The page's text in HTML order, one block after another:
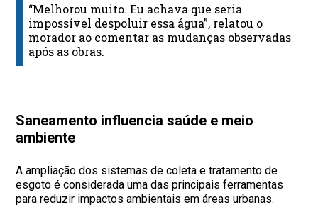
“Melhorou muito. Eu achava que seria
impossível despoluir essa água”, relatou o
morador ao comentar as mudanças observadas
após as obras.
Saneamento influencia saúde e meio
ambiente
A ampliação dos sistemas de coleta e tratamento de
esgoto é considerada uma das principais ferramentas
para reduzir impactos ambientais em áreas urbanas.